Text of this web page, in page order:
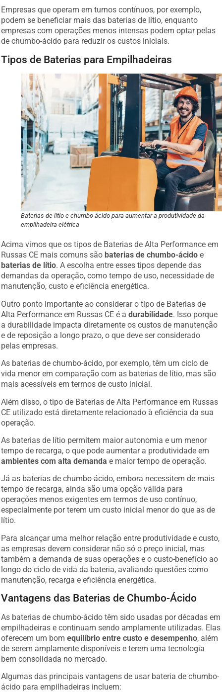
Empresas que operam em turnos contínuos, por exemplo,
podem se beneficiar mais das baterias de lítio, enquanto
empresas com operações menos intensas podem optar pelas
de chumbo-ácido para reduzir os custos iniciais.
Tipos de Baterias para Empilhadeiras
Baterias de lítio e chumbo-ácido para aumentar a produtividade da
empilhadeira elétrica
Acima vimos que os tipos de Baterias de Alta Performance em
Russas CE mais comuns são baterias de chumbo-ácido e
baterias de lítio. A escolha entre esses tipos depende das
demandas da operação, como tempo de uso, necessidade de
manutenção, custo e eficiência energética.
Outro ponto importante ao considerar o tipo de Baterias de
Alta Performance em Russas CE é adurabilidade. Isso porque
a durabilidade impacta diretamente os custos de manutenção
e de reposição a longo prazo, o que deve ser considerado
pelas empresas.
As baterias de chumbo-ácido, por exemplo, têm um ciclo de
vida menor em comparação com as baterias de lítio, mas são
mais acessíveis em termos de custo inicial.
Além disso, o tipo de Baterias de Alta Performance em Russas
CE utilizado está diretamente relacionado à eficiência da sua
operação.
As baterias de lítio permitem maior autonomia e um menor
tempo de recarga, o que pode aumentar a produtividade em
ambientes com alta demanda e maior tempo de operação.
Já as baterias de chumbo-ácido, embora necessitem de mais
tempo de recarga, ainda são uma opção válida para
operações menos exigentes em termos de uso contínuo,
especialmente por terem um custo inicial menor do que as de
lítio.
Para alcançar uma melhor relação entre produtividade e custo,
as empresas devem considerar não só o preço inicial, mas
também a demanda de suas operações e o custo-benefício ao
longo do ciclo de vida da bateria, avaliando questões como
manutenção, recarga e eficiência energética.
Vantagens das Baterias de Chumbo-Ácido
As baterias de chumbo-ácido têm sido usadas por décadas em
empilhadeiras e continuam sendo amplamente utilizadas. Elas
oferecem um bomequilíbrio entre custo e desempenho, além
de serem amplamente disponíveis e terem uma tecnologia
bem consolidada no mercado.
Algumas das principais vantagens de usar bateria de chumbo-
ácido para empilhadeiras incluem: